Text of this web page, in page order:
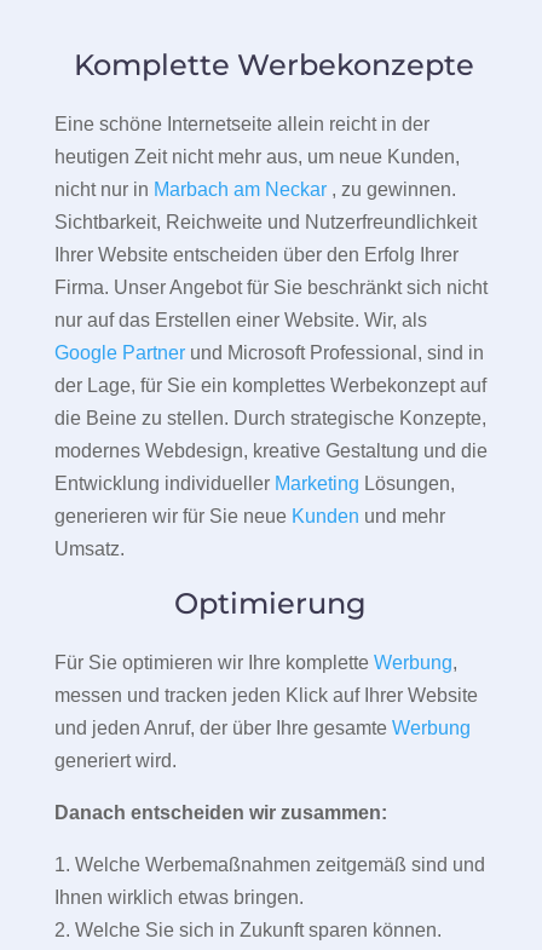
Komplette Werbekonzepte
Eine schöne Internetseite allein reicht in der
heutigen Zeit nicht mehr aus, um neue Kunden,
nicht nur in Marbach am Neckar, zu gewinnen.
Sichtbarkeit, Reichweite und Nutzerfreundlichkeit
Ihrer Website entscheiden über den Erfolg Ihrer
Firma. Unser Angebot für Sie beschränkt sich nicht
nur auf das Erstellen einer Website. Wir, als
Google Partnerund Microsoft Professional, sind in
der Lage, für Sie ein komplettes Werbekonzept auf
die Beine zu stellen. Durch strategische Konzepte,
modernes Webdesign, kreative Gestaltung und die
Entwicklung individueller Marketing Lösungen,
generieren wir für Sie neue Kunden und mehr
Umsatz.
Optimierung
Für Sie optimieren wir Ihre komplette Werbung,
messen und tracken jeden Klick auf Ihrer Website
und jeden Anruf, der über Ihre gesamte Werbung
generiert wird.
Danach entscheiden wir zusammen:
1. Welche Werbemaßnahmen zeitgemäß sind und
Ihnen wirklich etwas bringen.
2. Welche Sie sich in Zukunft sparen können.